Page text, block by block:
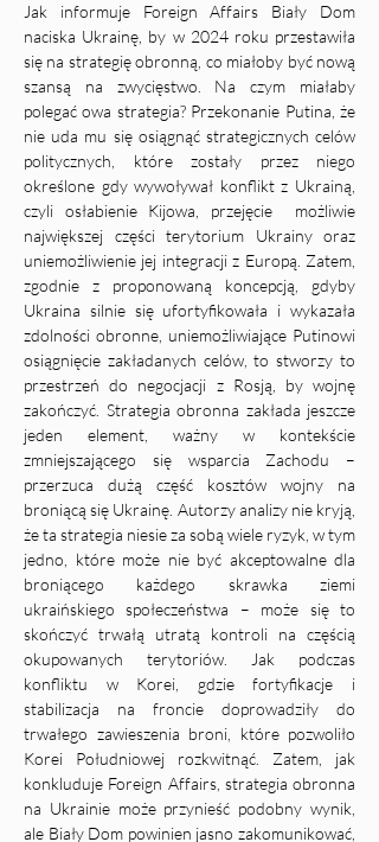
Jak informuje Foreign Affairs Biały Dom
naciska Ukrainę, by w 2024 roku przestawiła
się na strategię obronną, co miałoby być nową
szansą na zwycięstwo. Na czym miałaby
polegać owa strategia? Przekonanie Putina, że
nie uda mu się osiągnąć strategicznych celów
politycznych, które zostały przez niego
określone gdy wywoływał konflikt z Ukrainą,
czyli osłabienie Kijowa, przejęcie  możliwie
największej części terytorium Ukrainy oraz
uniemożliwienie jej integracji z Europą. Zatem,
zgodnie z proponowaną koncepcją, gdyby
Ukraina silnie się ufortyfikowała i wykazała
zdolności obronne, uniemożliwiające Putinowi
osiągnięcie zakładanych celów, to stworzy to
przestrzeń do negocjacji z Rosją, by wojnę
zakończyć. Strategia obronna zakłada jeszcze
jeden element, ważny w kontekście
zmniejszającego się wsparcia Zachodu –
przerzuca dużą część kosztów wojny na
broniącą się Ukrainę. Autorzy analizy nie kryją,
że ta strategia niesie za sobą wiele ryzyk, w tym
jedno, które może nie być akceptowalne dla
broniącego każdego skrawka ziemi
ukraińskiego społeczeństwa – może się to
skończyć trwałą utratą kontroli na częścią
okupowanych terytoriów. Jak podczas
konfliktu w Korei, gdzie fortyfikacje i
stabilizacja na froncie doprowadziły do
trwałego zawieszenia broni, które pozwoliło
Korei Południowej rozkwitnąć. Zatem, jak
konkluduje Foreign Affairs, strategia obronna
na Ukrainie może przynieść podobny wynik,
ale Biały Dom powinien jasno zakomunikować,